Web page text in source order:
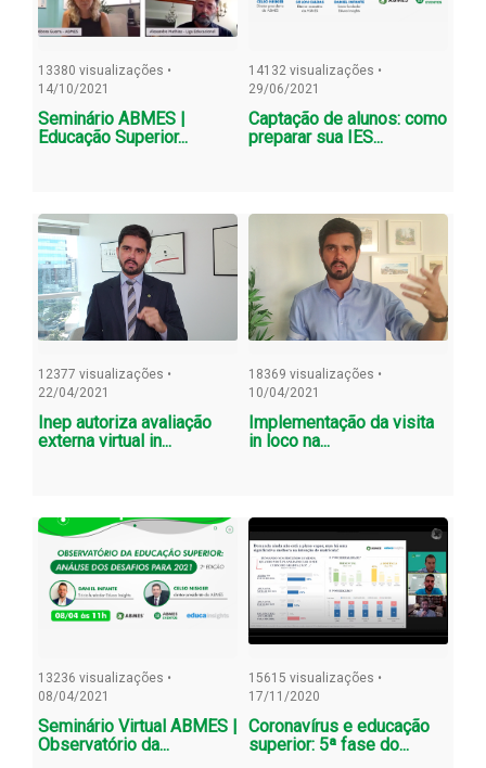
13380 visualizações •
14/10/2021
Seminário ABMES |
Educação Superior...
14132 visualizações •
29/06/2021
Captação de alunos: como
preparar sua IES...
12377 visualizações •
22/04/2021
Inep autoriza avaliação
externa virtual in...
18369 visualizações •
10/04/2021
Implementação da visita
in loco na...
13236 visualizações •
08/04/2021
Seminário Virtual ABMES |
Observatório da...
15615 visualizações •
17/11/2020
Coronavírus e educação
superior: 5ª fase do...